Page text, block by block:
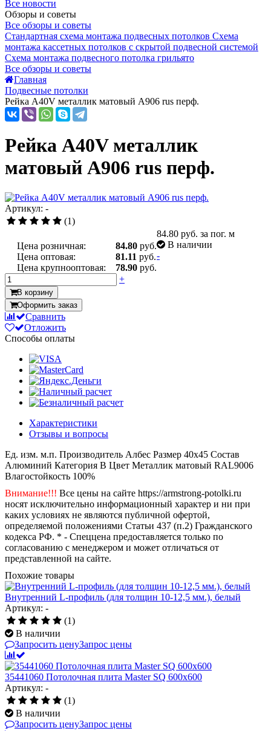
Все новости
Обзоры и советы
Все обзоры и советы
Стандартная схема монтажа подвесных потолков Схема
монтажа кассетных потолков с скрытой подвесной системой
Схема монтажа подвесного потолка грильято
Все обзоры и советы
Главная
Подвесные потолки
Рейка A40V металлик матовый А906 rus перф.
Рейка A40V металлик
матовый А906 rus перф.
Артикул: -
(1)
Цена розничная: 84.80 руб.
Цена оптовая:
81.11 руб.
Цена крупнооптовая:
78.90 руб.
84.80 руб. за пог. м
В наличии
-
+
В корзину
Оформить заказ
Сравнить
Отложить
Способы оплаты
Характеристики
Отзывы и вопросы
Ед. изм. м.п. Производитель Албес Размер 40x45 Состав
Алюминий Категория B Цвет Металлик матовый RAL9006
Влагостойкость 100%
Внимание!!! Все цены на сайте https://armstrong-potolki.ru
носят исключительно информационный характер и ни при
каких условиях не являются публичной офертой,
определяемой положениями Статьи 437 (п.2) Гражданского
кодекса РФ. * - Спеццена предоставляется только по
согласованию с менеджером и может отличаться от
представленной на сайте.
Похожие товары
Внутренний L-профиль (для толщин 10-12,5 мм.), белый
Артикул: -
(1)
В наличии
Запросить ценуЗапрос цены
35441060 Потолочная плита Master SQ 600х600
Артикул: -
(1)
В наличии
Запросить ценуЗапрос цены